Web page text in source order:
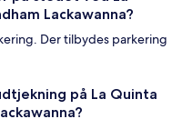
Lackawanna?
Der tilbydes parkering
på La Quinta